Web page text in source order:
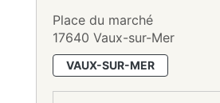
Place du marché
17640 Vaux-sur-Mer
VAUX-SUR-MER